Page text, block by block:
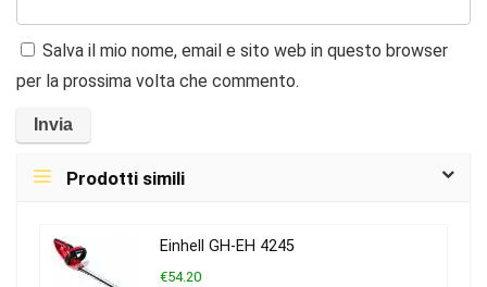
Salva il mio nome, email e sito web in questo browser
per la prossima volta che commento.
Prodotti simili
Einhell GH-EH 4245
€54.20